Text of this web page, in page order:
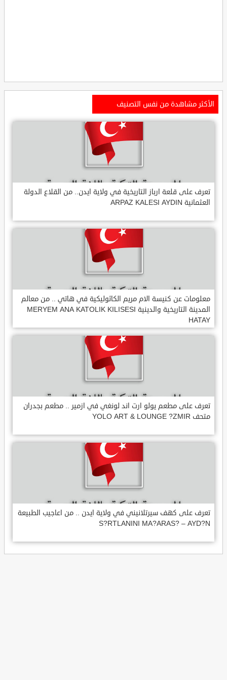
الأكثر مشاهدة من نفس التصنيف
تعرف على قلعة ارباز التاريخية في ولاية ايدن.. من القلاع الدولة
العثمانية ARPAZ KALESI AYDIN
معلومات عن كنيسة الام مريم الكاثوليكية في هاتي .. من معالم
المدينة التاريخية والدينية MERYEM ANA KATOLIK KILISESI
HATAY
تعرف على مطعم يولو ارت اند لونغي في ازمير .. مطعم بجدران
متحف YOLO ART & LOUNGE ?ZMIR
تعرف على كهف سيرتلانيني في ولاية ايدن .. من اعاجيب الطبيعة
S?RTLANINI MA?ARAS? – AYD?N